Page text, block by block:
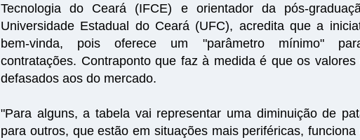
Tecnologia do Ceará (IFCE) e orientador da pós-
Universidade Estadual do Ceará (UFC), acredita que a
bem-vinda, pois oferece um "parâmetro mínimo"
contratações. Contraponto que faz à medida é que os valores
defasados aos do mercado.
"Para alguns, a tabela vai representar uma diminuição de
para outros, que estão em situações mais periféricas, funciona